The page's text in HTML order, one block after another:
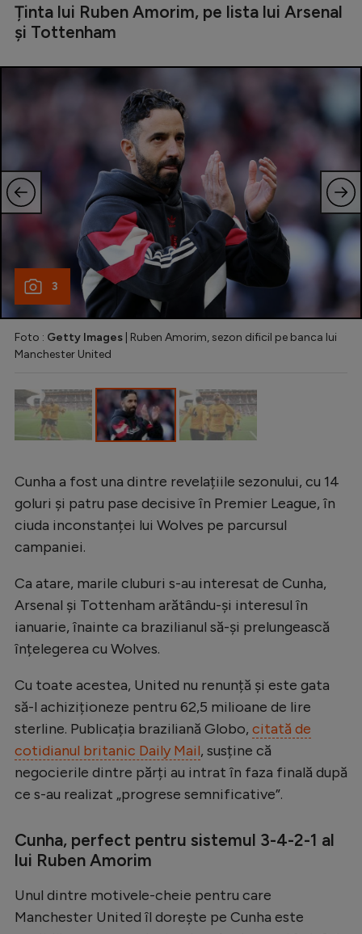
EURO 2024
Tenis
Handbal
Natație
Formula 1
Gimnastică
Auto
Rugby
Alte sporturi
JO 2024
Intră în cont
Creează cont
Ținta lui Ruben Amorim, pe lista lui Arsenal
și Tottenham
3
Foto : Getty Images | Ruben Amorim, sezon dificil pe banca lui
Manchester United
Cunha a fost una dintre revelațiile sezonului, cu 14
goluri și patru pase decisive în Premier League, în
ciuda inconstanței lui Wolves pe parcursul
campaniei.
Ca atare, marile cluburi s-au interesat de Cunha,
Arsenal și Tottenham arătându-și interesul în
ianuarie, înainte ca brazilianul să-și prelungească
înțelegerea cu Wolves.
Cu toate acestea, United nu renunță și este gata
să-l achiziționeze pentru 62,5 milioane de lire
sterline. Publicația braziliană Globo, citată de
cotidianul britanic Daily Mail, susține că
negocierile dintre părți au intrat în faza finală după
ce s-au realizat „progrese semnificative”.
Cunha, perfect pentru sistemul 3-4-2-1 al
lui Ruben Amorim
Unul dintre motivele-cheie pentru care
Manchester United îl dorește pe Cunha este